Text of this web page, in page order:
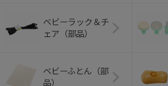
ベビーラック＆チ
ェア（部品）
ベビーふとん（部
品）